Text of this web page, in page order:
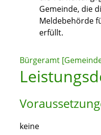
Gemeinde, die
Meldebehörde
erfüllt.
Bürgeramt
keine